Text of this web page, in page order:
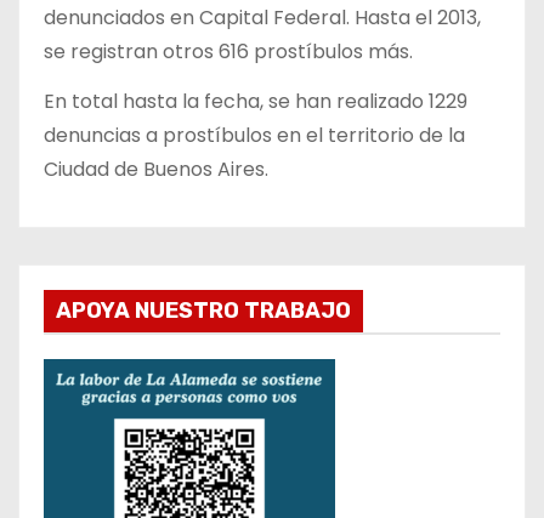
denunciados en Capital Federal. Hasta el 2013,
se registran otros 616 prostíbulos más.
En total hasta la fecha, se han realizado 1229
denuncias a prostíbulos en el territorio de la
Ciudad de Buenos Aires.
APOYA NUESTRO TRABAJO